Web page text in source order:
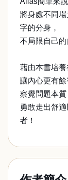
將身處不同
字的分身，
不局限自己的
藉由本書培養
讓內心更有餘
察覺問題本質
勇敢走出舒
者！